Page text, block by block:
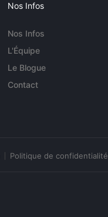
Nos Infos
Nos Infos
L'Équipe
Le Blogue
Contact
Politique de confidentialité